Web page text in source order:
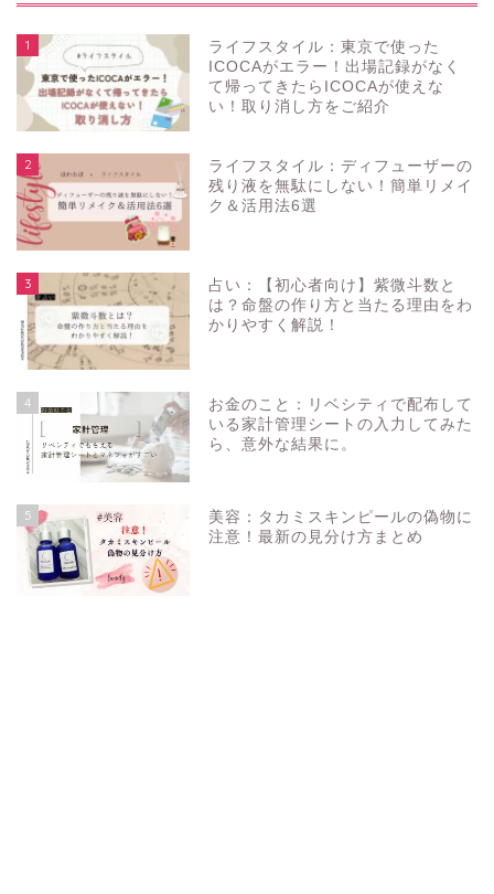
1
ライフスタイル：東京で使った
ICOCAがエラー！出場記録がなく
て帰ってきたらICOCAが使えな
い！取り消し方をご紹介
2
ライフスタイル：ディフューザーの
残り液を無駄にしない！簡単リメイ
ク＆活用法6選
3
占い：【初心者向け】紫微斗数と
は？命盤の作り方と当たる理由をわ
かりやすく解説！
4
お金のこと：リベシティで配布して
いる家計管理シートの入力してみた
ら、意外な結果に。
5
美容：タカミスキンピールの偽物に
注意！最新の見分け方まとめ